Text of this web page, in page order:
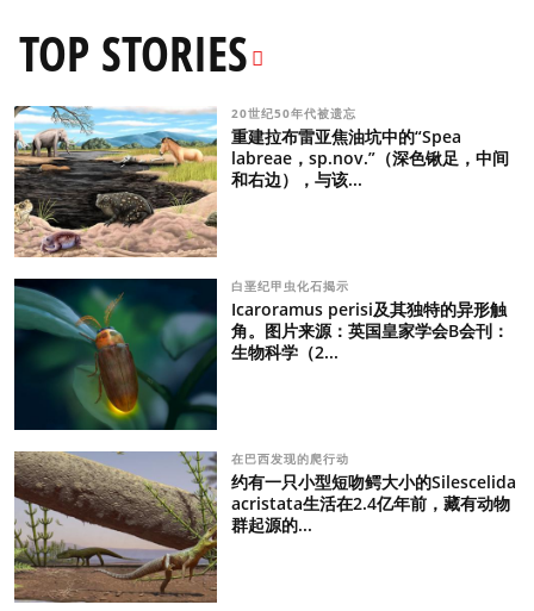
TOP STORIES
20世纪50年代被遗忘
重建拉布雷亚焦油坑中的“Spea
labreae，sp.nov.”（深色锹足，中间
和右边），与该...
白垩纪甲虫化石揭示
Icaroramus perisi及其独特的异形触
角。图片来源：英国皇家学会B会刊：
生物科学（2...
在巴西发现的爬行动
约有一只小型短吻鳄大小的Silescelida
acristata生活在2.4亿年前，藏有动物
群起源的...